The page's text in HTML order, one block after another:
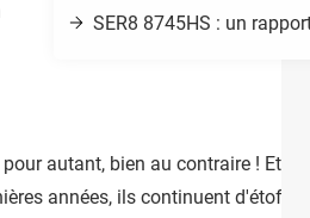
SER8 8745HS : un
autant, bien au contraire ! Et ils
années, ils continuent d'étoffer